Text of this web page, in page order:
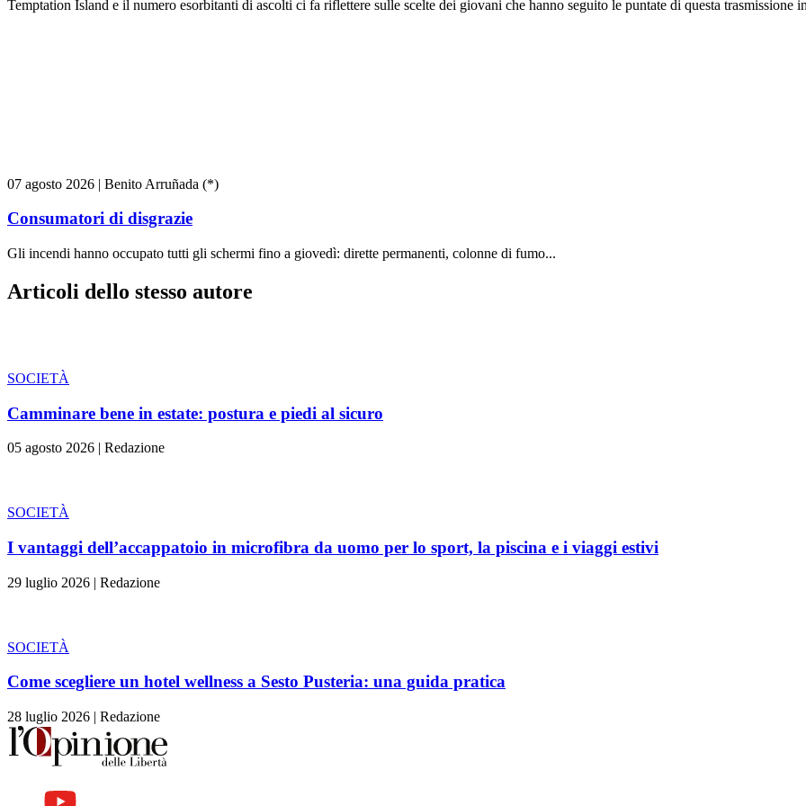
Temptation Island e il numero esorbitanti di ascolti ci fa riflettere sulle scelte dei giovani che hanno seguito le puntate di questa trasmissione
07 agosto 2026 | Benito Arruñada (*)
Consumatori di disgrazie
Gli incendi hanno occupato tutti gli schermi fino a giovedì: dirette permanenti, colonne di fumo...
Articoli dello stesso autore
SOCIETÀ
Camminare bene in estate: postura e piedi al sicuro
05 agosto 2026 | Redazione
SOCIETÀ
I vantaggi dell’accappatoio in microfibra da uomo per lo sport, la piscina e i viaggi estivi
29 luglio 2026 | Redazione
SOCIETÀ
Come scegliere un hotel wellness a Sesto Pusteria: una guida pratica
28 luglio 2026 | Redazione